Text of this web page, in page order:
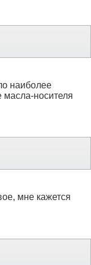
наиболее
масла-носителя
мне кажется